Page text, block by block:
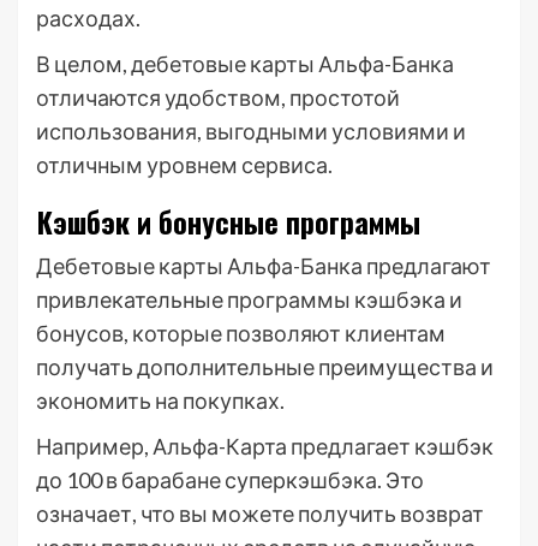
расходах.
В целом, дебетовые карты Альфа-Банка
отличаются удобством, простотой
использования, выгодными условиями и
отличным уровнем сервиса.
Кэшбэк и бонусные программы
Дебетовые карты Альфа-Банка предлагают
привлекательные программы кэшбэка и
бонусов, которые позволяют клиентам
получать дополнительные преимущества и
экономить на покупках.
Например, Альфа-Карта предлагает кэшбэк
до 100 в барабане суперкэшбэка. Это
означает, что вы можете получить возврат